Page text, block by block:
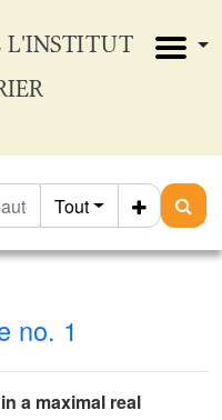
L'INSTITUT
Tout
no. 1
a maximal real